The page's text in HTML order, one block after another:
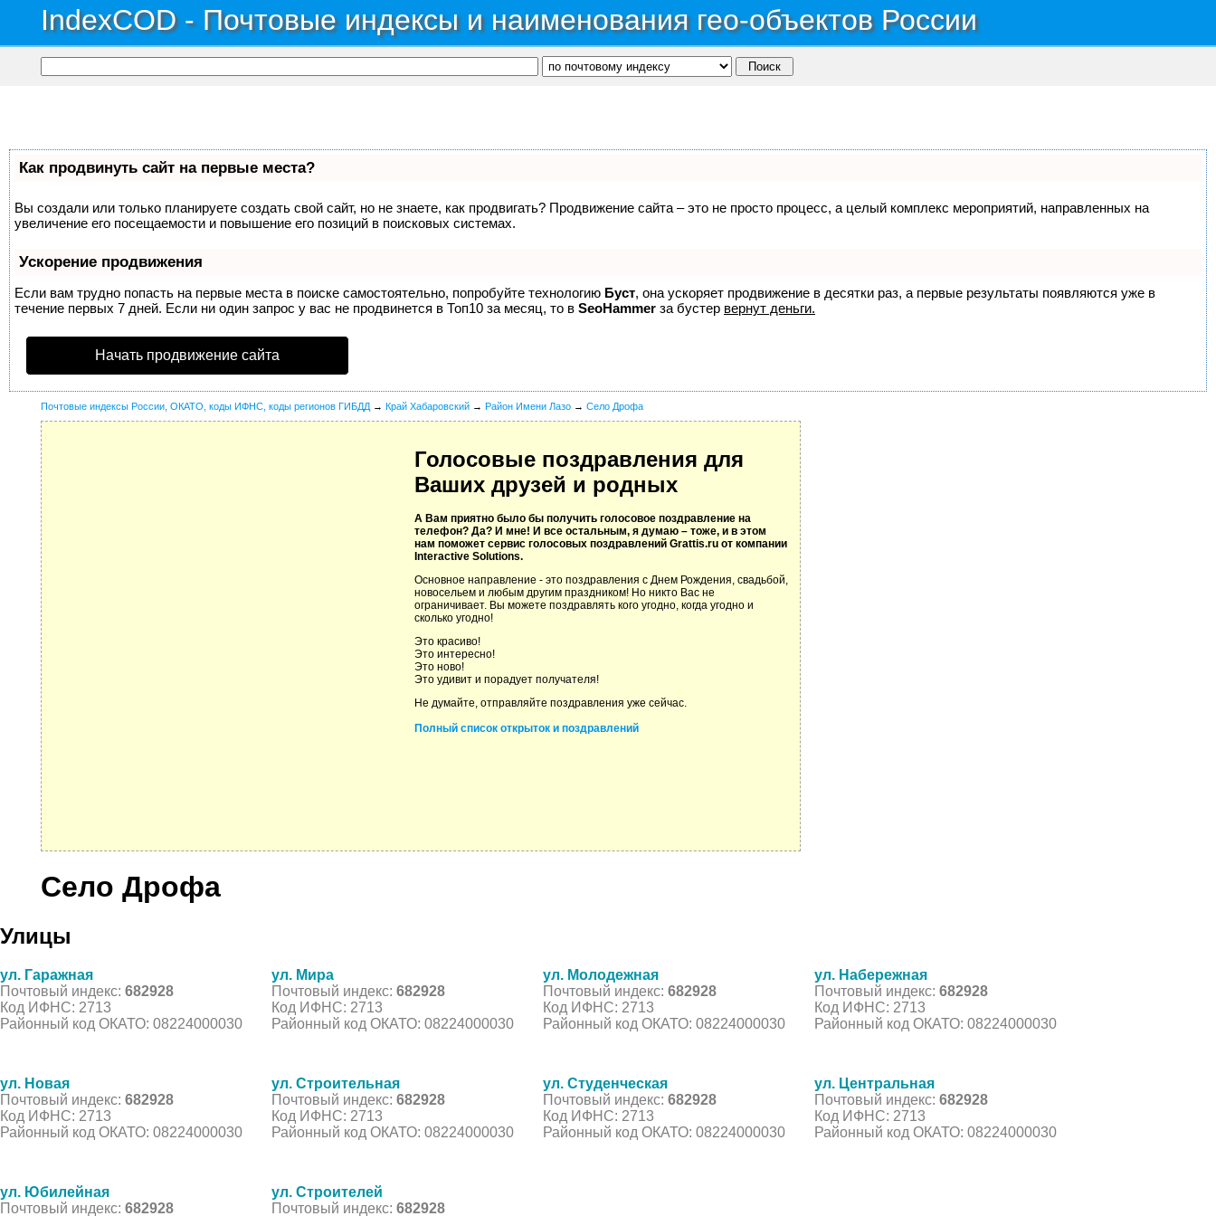
IndexCOD - Почтовые индексы и наименования гео-объектов России
Как продвинуть сайт на первые места?
Вы создали или только планируете создать свой сайт, но не знаете, как продвигать? Продвижение сайта – это не просто процесс, а целый комплекс мероприятий, направленных на
увеличение его посещаемости и повышение его позиций в поисковых системах.
Ускорение продвижения
Если вам трудно попасть на первые места в поиске самостоятельно, попробуйте технологию Буст, она ускоряет продвижение в десятки раз, а первые результаты появляются уже в
течение первых 7 дней. Если ни один запрос у вас не продвинется в Топ10 за месяц, то в SeoHammer за бустер вернут деньги.
Начать продвижение сайта
Почтовые индексы России, ОКАТО, коды ИФНС, коды регионов ГИБДД → Край Хабаровский → Район Имени Лазо → Село Дрофа
Голосовые поздравления для
Ваших друзей и родных
А Вам приятно было бы получить голосовое поздравление на
телефон? Да? И мне! И все остальным, я думаю – тоже, и в этом
нам поможет сервис голосовых поздравлений Grattis.ru от компании
Interactive Solutions.
Основное направление - это поздравления с Днем Рождения, свадьбой,
новосельем и любым другим праздником! Но никто Вас не
ограничивает. Вы можете поздравлять кого угодно, когда угодно и
сколько угодно!
Это красиво!
Это интересно!
Это ново!
Это удивит и порадует получателя!
Не думайте, отправляйте поздравления уже сейчас.
Полный список открыток и поздравлений
Село Дрофа
Улицы
ул. Гаражная
Почтовый индекс: 682928
Код ИФНС: 2713
Районный код ОКАТО: 08224000030
ул. Мира
Почтовый индекс: 682928
Код ИФНС: 2713
Районный код ОКАТО: 08224000030
ул. Молодежная
Почтовый индекс: 682928
Код ИФНС: 2713
Районный код ОКАТО: 08224000030
ул. Набережная
Почтовый индекс: 682928
Код ИФНС: 2713
Районный код ОКАТО: 08224000030
ул. Новая
Почтовый индекс: 682928
Код ИФНС: 2713
Районный код ОКАТО: 08224000030
ул. Строительная
Почтовый индекс: 682928
Код ИФНС: 2713
Районный код ОКАТО: 08224000030
ул. Студенческая
Почтовый индекс: 682928
Код ИФНС: 2713
Районный код ОКАТО: 08224000030
ул. Центральная
Почтовый индекс: 682928
Код ИФНС: 2713
Районный код ОКАТО: 08224000030
ул. Юбилейная
Почтовый индекс: 682928
ул. Строителей
Почтовый индекс: 682928